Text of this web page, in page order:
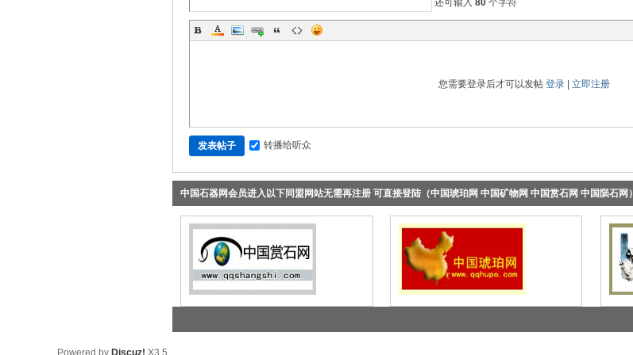
还可输入 80 个字符
您需要登录后才可以发帖 登录| 立即注册
发表帖子 转播给听众
中国石器网会员进入以下同盟网站无需再注册 可直接登陆（中国琥珀网 中国矿物网 中国赏石网 中国陨石网）
Powered by Discuz! X3.5